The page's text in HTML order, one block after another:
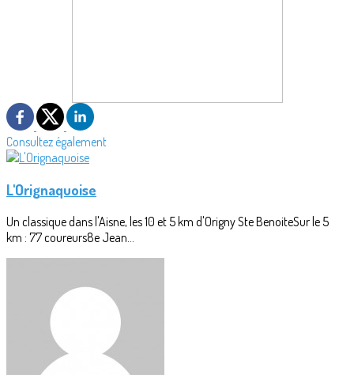
Consultez également
L'Orignaquoise
Un classique dans l'Aisne, les 10 et 5 km d'Origny Ste BenoiteSur le 5
km : 77 coureurs8e Jean...